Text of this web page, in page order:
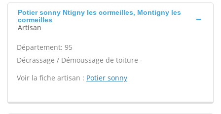
Potier sonny Ntigny les cormeilles, Montigny les
cormeilles
Artisan
Département: 95
Décrassage / Démoussage de toiture -
Voir la fiche artisan : Potier sonny